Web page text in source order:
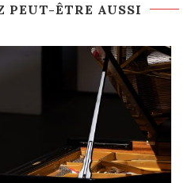
PEUT-ÊTRE AUSSI